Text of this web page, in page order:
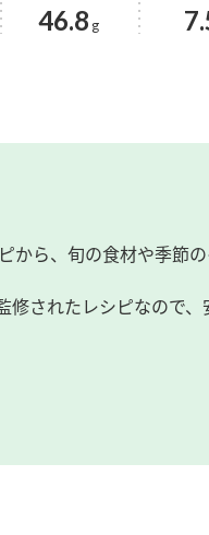
46.8 g
から、旬の食材や季節
されたレシピなので、